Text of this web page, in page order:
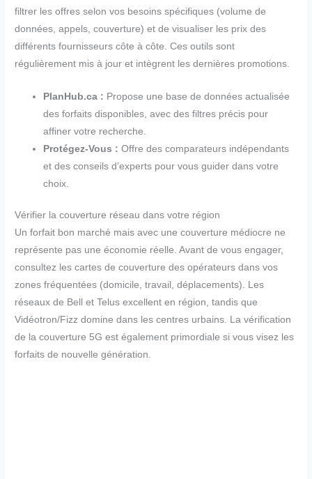
filtrer les offres selon vos besoins spécifiques (volume de
données, appels, couverture) et de visualiser les prix des
différents fournisseurs côte à côte. Ces outils sont
régulièrement mis à jour et intègrent les dernières promotions.
PlanHub.ca : Propose une base de données actualisée
des forfaits disponibles, avec des filtres précis pour
affiner votre recherche.
Protégez-Vous : Offre des comparateurs indépendants
et des conseils d’experts pour vous guider dans votre
choix.
Vérifier la couverture réseau dans votre région
Un forfait bon marché mais avec une couverture médiocre ne
représente pas une économie réelle. Avant de vous engager,
consultez les cartes de couverture des opérateurs dans vos
zones fréquentées (domicile, travail, déplacements). Les
réseaux de Bell et Telus excellent en région, tandis que
Vidéotron/Fizz domine dans les centres urbains. La vérification
de la couverture 5G est également primordiale si vous visez les
forfaits de nouvelle génération.